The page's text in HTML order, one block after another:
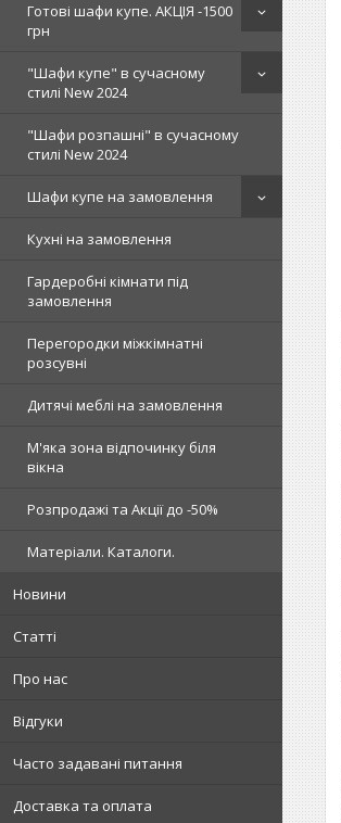
Готові шафи купе. АКЦІЯ -1500
грн
"Шафи купе" в сучасному
стилі New 2024
"Шафи розпашні" в сучасному
стилі New 2024
Шафи купе на замовлення
Кухні на замовлення
Гардеробні кімнати під
замовлення
Перегородки міжкімнатні
розсувні
Дитячі меблі на замовлення
М'яка зона відпочинку біля
вікна
Розпродажі та Акції до -50%
Матеріали. Каталоги.
Новини
Статті
Про нас
Відгуки
Часто задавані питання
Доставка та оплата